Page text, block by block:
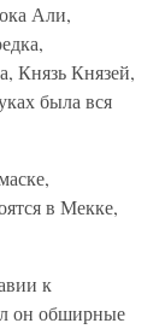
Али,
Князь Князей,
была вся
в Мекке,
к
он обширные